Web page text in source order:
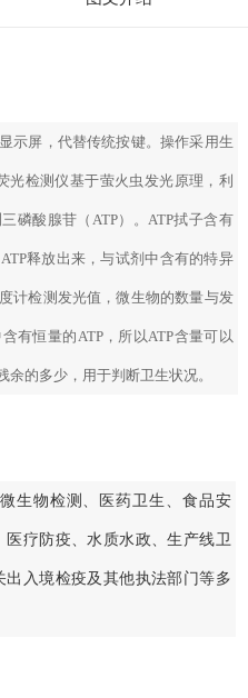
示屏，代替传统按键。操作采用生
光检测仪基于萤火虫发光原理，利
磷酸腺苷（ATP）。ATP拭子含有
释放出来，与试剂中含有的特异
计检测发光值，微生物的数量与发
有恒量的ATP，所以ATP含量可以
的多少，用于判断卫生状况。
生物检测、医药卫生、食品安
疗防疫、水质水政、生产线卫
入境检疫及其他执法部门等多